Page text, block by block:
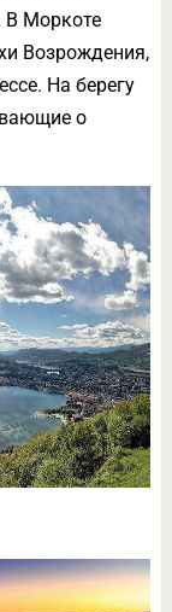
В Моркоте
Возрождения,
На берегу
о